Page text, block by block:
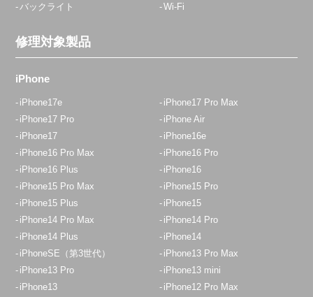
バックライト
Wi-Fi
修理対象製品
iPhone
iPhone17e
iPhone17 Pro Max
iPhone17 Pro
iPhone Air
iPhone17
iPhone16e
iPhone16 Pro Max
iPhone16 Pro
iPhone16 Plus
iPhone16
iPhone15 Pro Max
iPhone15 Pro
iPhone15 Plus
iPhone15
iPhone14 Pro Max
iPhone14 Pro
iPhone14 Plus
iPhone14
iPhoneSE（第3世代）
iPhone13 Pro Max
iPhone13 Pro
iPhone13 mini
iPhone13
iPhone12 Pro Max